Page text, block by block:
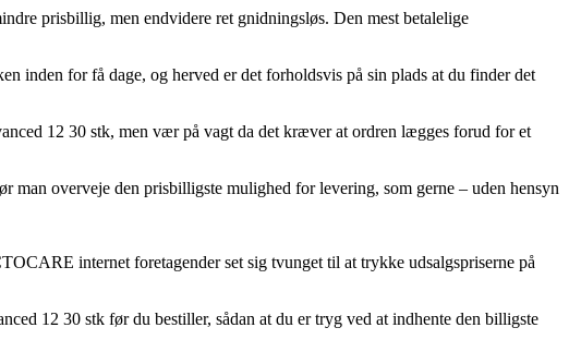
prisbillig, men endvidere ret gnidningsløs. Den mest betalelige
inden for få dage, og herved er det forholdsvis på sin plads at du finder det
12 30 stk, men vær på vagt da det kræver at ordren lægges forud for et
man overveje den prisbilligste mulighed for levering, som gerne – uden hensyn
internet foretagender set sig tvunget til at trykke udsalgspriserne på
12 30 stk før du bestiller, sådan at du er tryg ved at indhente den billigste